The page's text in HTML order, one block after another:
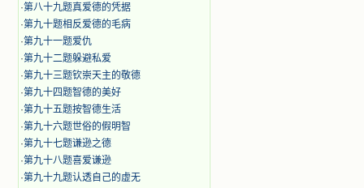
·第八十九题真爱德的凭据
·第九十题相反爱德的毛病
·第九十一题爱仇
·第九十二题躲避私爱
·第九十三题钦崇天主的敬德
·第九十四题智德的美好
·第九十五题按智德生活
·第九十六题世俗的假明智
·第九十七题谦逊之德
·第九十八题喜爱谦逊
·第九十九题认透自己的虚无